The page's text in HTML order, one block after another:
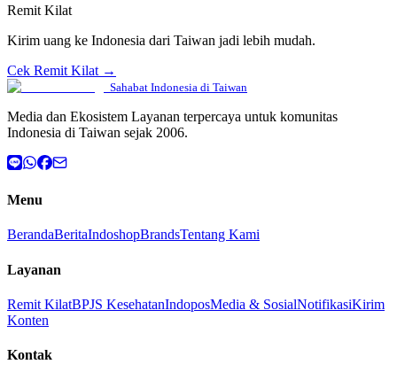
Remit Kilat
Kirim uang ke Indonesia dari Taiwan jadi lebih mudah.
Cek Remit Kilat →
Sahabat Indonesia di Taiwan
Media dan Ekosistem Layanan terpercaya untuk komunitas
Indonesia di Taiwan sejak 2006.
Menu
BerandaBeritaIndoshopBrandsTentang Kami
Layanan
Remit KilatBPJS KesehatanIndoposMedia & SosialNotifikasiKirim
Konten
Kontak